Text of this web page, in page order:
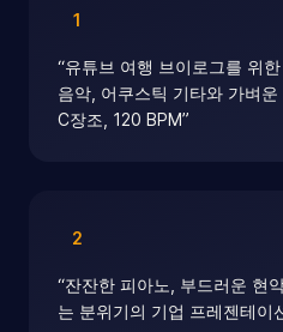
1
“유튜브 여행 브이로그를 위
음악, 어쿠스틱 기타와 가벼
C장조, 120 BPM”
2
“잔잔한 피아노, 부드러운 현
는 분위기의 기업 프레젠테이